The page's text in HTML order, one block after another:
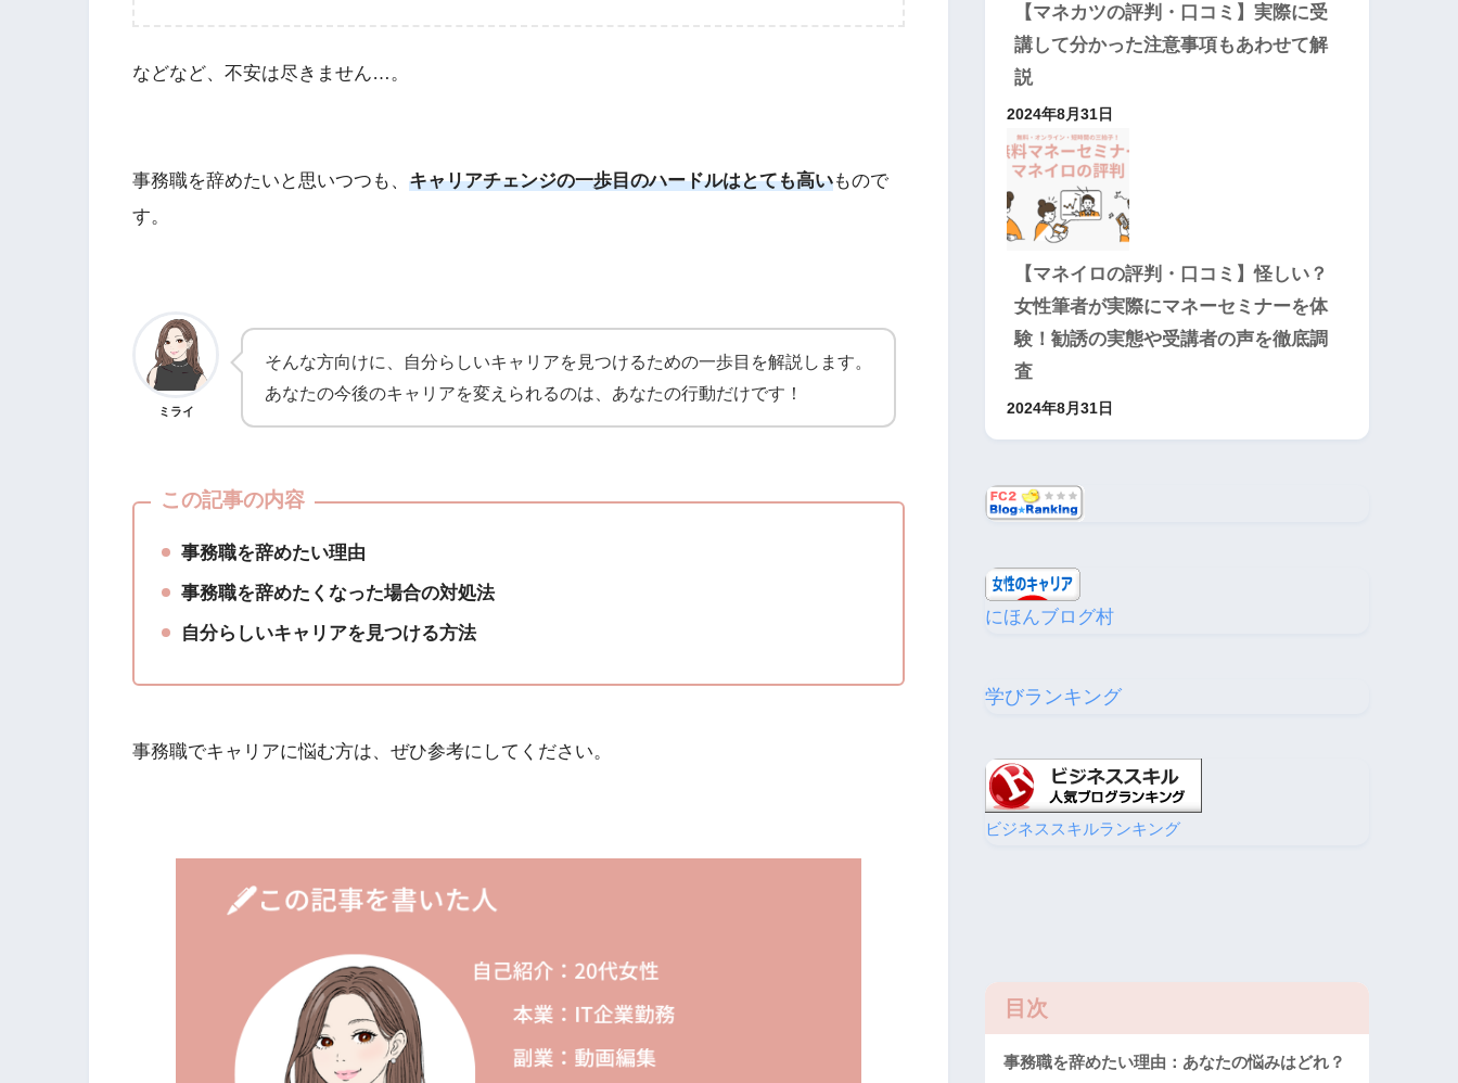
などなど、不安は尽きません…。
事務職を辞めたいと思いつつも、 キャリアチェンジの一歩目のハードルはとても高いもので
す。
ミライ
そんな方向けに、自分らしいキャリアを見つけるための一歩目を解説します。
あなたの今後のキャリアを変えられるのは、あなたの行動だけです！
この記事の内容
事務職を辞めたい理由
事務職を辞めたくなった場合の対処法
自分らしいキャリアを見つける方法
事務職でキャリアに悩む方は、ぜひ参考にしてください。
【マネカツの評判・口コミ】実際に受
講して分かった注意事項もあわせて解
説
2024年8月31日
【マネイロの評判・口コミ】怪しい？
女性筆者が実際にマネーセミナーを体
験！勧誘の実態や受講者の声を徹底調
査
2024年8月31日
にほんブログ村
学びランキング
ビジネススキルランキング
目次
事務職を辞めたい理由：あなたの悩みはどれ？